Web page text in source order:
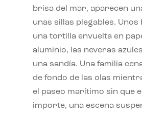
brisa del mar, aparecen
unas sillas plegables. Unos
una tortilla envuelta en
aluminio, las neveras
una sandía. Una familia
de fondo de las olas
el paseo marítimo sin que
importe, una escena